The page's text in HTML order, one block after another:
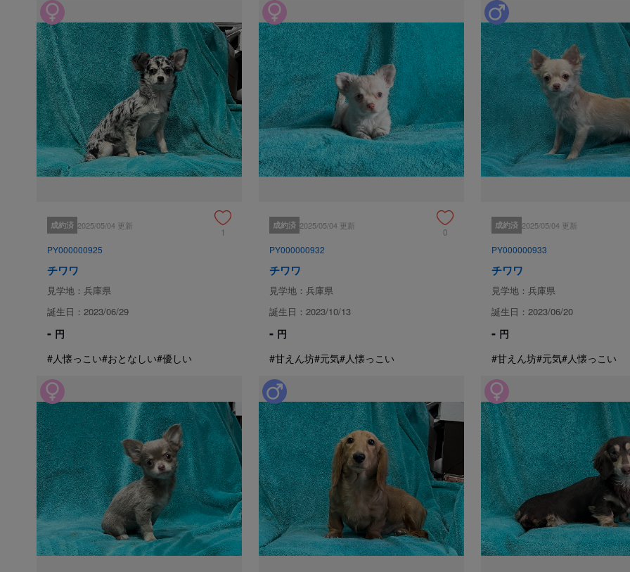
ブリーダー情報
大西祐介
口コミ0
スタッフみんなで愛情いっぱい
対応を日々心掛けています。
ブリーダーからの紹介文
かわいい男の子です☆
PRAクリア☆
見
保証とサポート
生体保証内容
健康管理には十分に気をつけて
ます。
・お渡し後５日以内に死亡
・日常生活に支障をきたすよう
※ただし、事故などの明らかな過
成約済 2025/05/04 更新
1
PY000000925
チワワ
見学地：兵庫県
誕生日：2023/06/29
- 円
#人懐っこい#おとなしい#優しい
成約済 2025/05/04 更新
0
PY000000932
チワワ
見学地：兵庫県
誕生日：2023/10/13
- 円
#甘えん坊#元気#人懐っこい
成約済 2025/05/04 更新
PY000000933
チワワ
見学地：兵庫県
誕生日：2023/06/20
- 円
#甘えん坊#元気#人懐っこい